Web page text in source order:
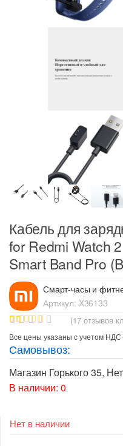
Кабель для
for Redmi Watch
Smart Band Pro
Смарт-часы и
Артикул: X36133
Рейтинг
4.88из 5
на основе
опроса
пользовате
лей
(17 отзывов
Все цены указаны с учетом НДС
Самовывоз:
Магазин Горького 35,
В наличии: 0
Нет в наличии